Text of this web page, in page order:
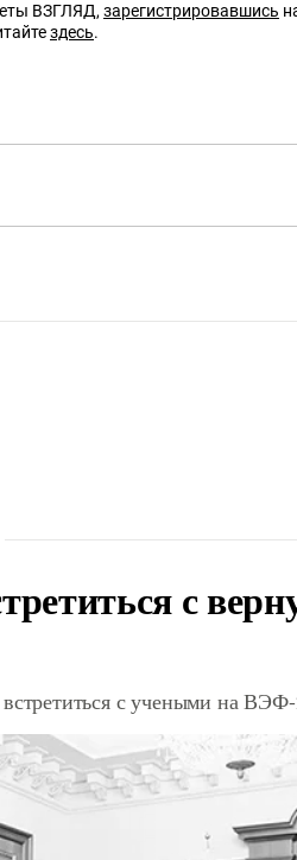
ВЗГЛЯД, зарегистрировавшись
здесь.
с
с учеными на